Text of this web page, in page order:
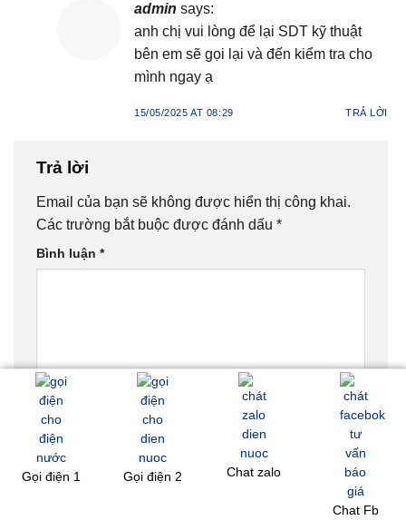
admin says:
anh chị vui lòng để lại SDT kỹ thuật
bên em sẽ gọi lại và đến kiểm tra cho
mình ngay ạ
15/05/2025 AT 08:29 TRẢ LỜI
Trả lời
Email của bạn sẽ không được hiển thị công khai.
Các trường bắt buộc được đánh dấu *
Bình luận *
Tên
Gọi điện 1 Gọi điện 2 Chat zalo
Chat Fb